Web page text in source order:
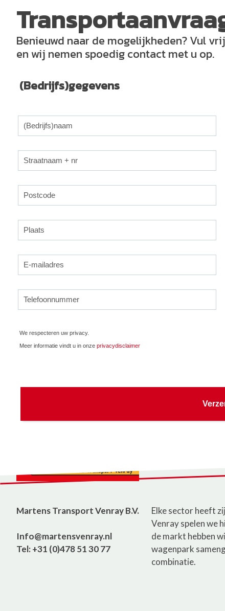
Benieuwd naar de mogelijkheden? Vul
en wij nemen spoedig contact met u op.
(Bedrijfs)gegevens
We respecteren uw privacy.
Meer informatie vindt u in onze privacydisclaimer
Martens Transport Venray B.V.
Info@martensvenray.nl
Tel: +31 (0)478 51 30 77
Elke sector heeft
Venray spelen we
de markt hebben
wagenpark
combinatie.